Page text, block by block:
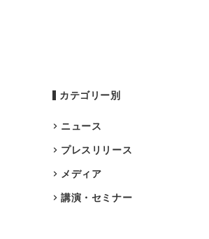
カテゴリー別
ニュース
プレスリリース
メディア
講演・セミナー